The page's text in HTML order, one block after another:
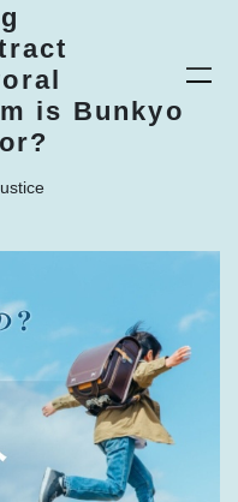
is Bunkyo